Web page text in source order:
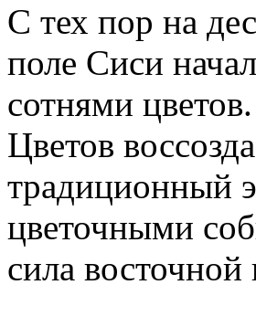
С тех пор на
поле Сиси
сотнями
Цветов
традиционный
цветочными
сила восточной